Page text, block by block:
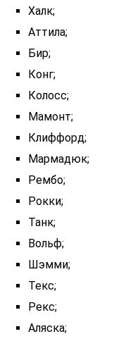
Халк;
Аттила;
Бир;
Конг;
Колосс;
Мамонт;
Клиффорд;
Мармадюк;
Рембо;
Рокки;
Танк;
Вольф;
Шэмми;
Текс;
Рекс;
Аляска;